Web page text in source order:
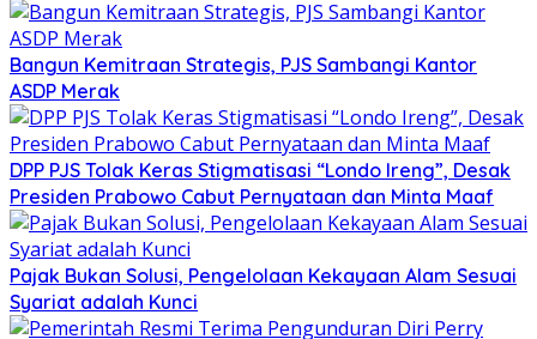
Bangun Kemitraan Strategis, PJS Sambangi Kantor
ASDP Merak
DPP PJS Tolak Keras Stigmatisasi “Londo Ireng”, Desak
Presiden Prabowo Cabut Pernyataan dan Minta Maaf
Pajak Bukan Solusi, Pengelolaan Kekayaan Alam Sesuai
Syariat adalah Kunci